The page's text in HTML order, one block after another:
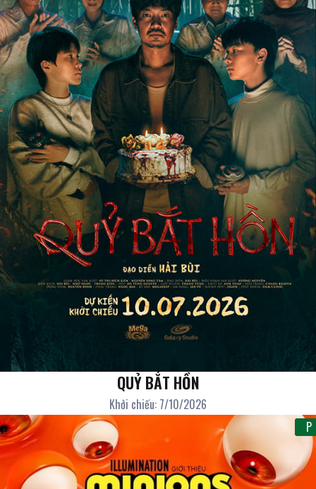
QUỶ BẮT HỒN
Khởi chiếu: 7/10/2026
P